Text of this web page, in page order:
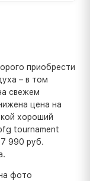
приобрести
– в том
свежем
цена на
хороший
tournament
990 руб.
фото